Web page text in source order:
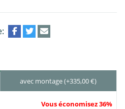
avec montage (+335,00 €)
Vous économisez 36%